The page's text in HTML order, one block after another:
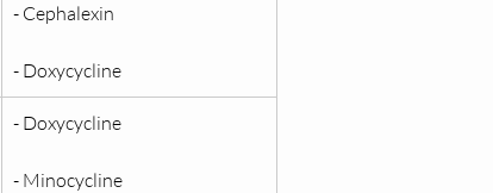
- Cephalexin
- Doxycycline
- Doxycycline
- Minocycline